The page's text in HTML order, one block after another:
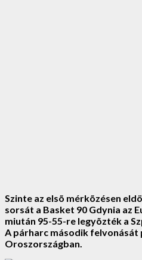
Szinte az elsõ mérkõzésen
sorsát a Basket 90 Gdynia az
miután 95-55-re legyõzték a
A párharc második felvonását
Oroszországban.